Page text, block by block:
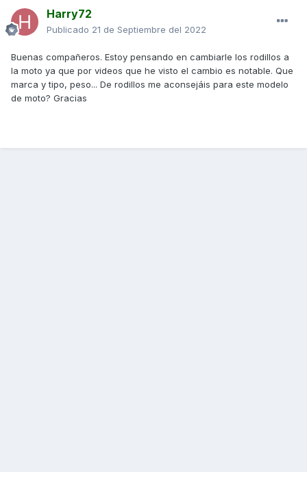
Harry72
Publicado 21 de Septiembre del 2022
Buenas compañeros. Estoy pensando en cambiarle los rodillos a
la moto ya que por videos que he visto el cambio es notable. Que
marca y tipo, peso... De rodillos me aconsejáis para este modelo
de moto? Gracias